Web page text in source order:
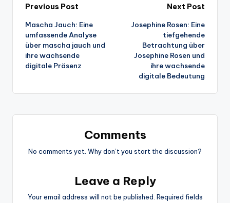
Post
navigation
Previous Post
Mascha Jauch: Eine
umfassende Analyse
über mascha jauch und
ihre wachsende
digitale Präsenz
Next Post
Josephine Rosen: Eine
tiefgehende
Betrachtung über
Josephine Rosen und
ihre wachsende
digitale Bedeutung
Comments
No comments yet. Why don’t you start the discussion?
Leave a Reply
Your email address will not be published. Required fields